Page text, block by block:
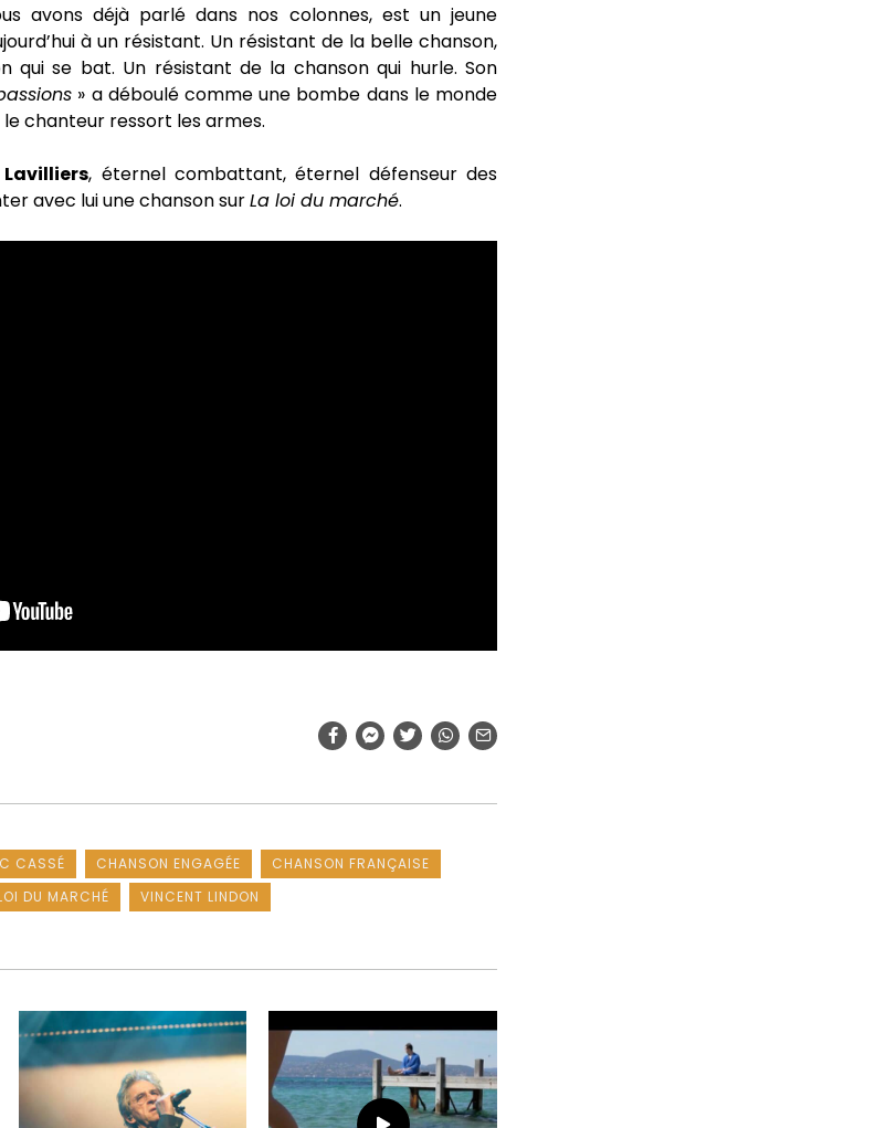
avons déjà parlé dans nos colonnes, est un jeune
à un résistant. Un résistant de la belle chanson,
qui se bat. Un résistant de la chanson qui hurle. Son
» a déboulé comme une bombe dans le monde
chanteur ressort les armes.
Lavilliers, éternel combattant, éternel défenseur des
avec lui une chanson surLa loi du marché.
CASSÉ CHANSON ENGAGÉE
CHANSON FRANÇAISE
DU MARCHÉ VINCENT LINDON